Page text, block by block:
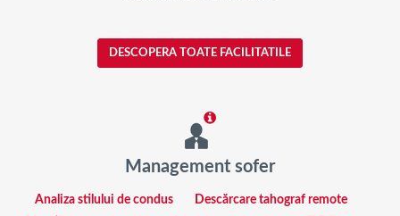
DESCOPERA TOATE FACILITATILE
Management sofer
Analiza stilului de condus
Descărcare tahograf remote